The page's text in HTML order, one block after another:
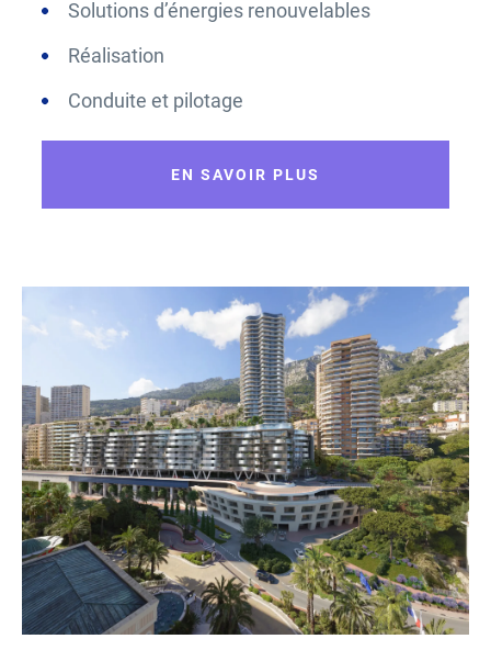
Solutions d’énergies renouvelables
Réalisation
Conduite et pilotage
EN SAVOIR PLUS